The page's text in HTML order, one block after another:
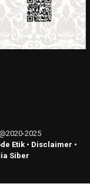
2025
Etik • Disclaimer •
Siber